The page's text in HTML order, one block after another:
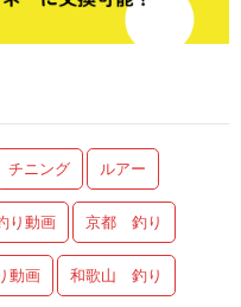
チニング ルアー
り動画 京都 釣り
動画 和歌山 釣り